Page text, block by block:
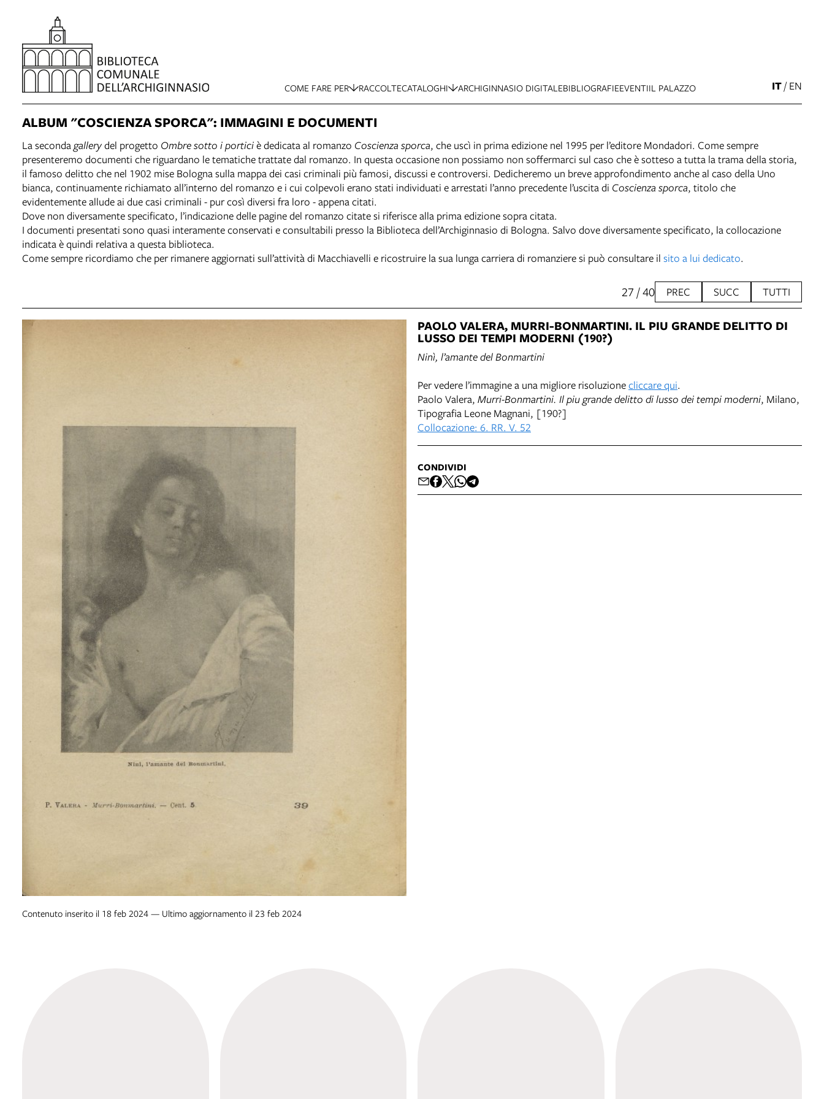
COME FARE PER RACCOLTECATALOGHI ARCHIGINNASIO DIGITALEBIBLIOGRAFIEEVENTIIL PALAZZO IT/EN
ALBUM "COSCIENZA SPORCA": IMMAGINI E DOCUMENTI
La secondagallerydel progetto Ombre sotto i porticiè dedicata al romanzo Coscienza sporca, che uscì in prima edizione nel 1995 per l’editore Mondadori. Come sempre
presenteremo documenti che riguardano le tematiche trattate dal romanzo. In questa occasione non possiamo non soffermarci sul caso che è sotteso a tutta la trama della storia,
il famoso delitto che nel 1902 mise Bologna sulla mappa dei casi criminali più famosi, discussi e controversi. Dedicheremo un breve approfondimento anche al caso della Uno
bianca, continuamente richiamato all’interno del romanzo e i cui colpevoli erano stati individuati e arrestati l’anno precedente l’uscita di Coscienza sporca, titolo che
evidentemente allude ai due casi criminali - pur così diversi fra loro - appena citati.
Dove non diversamente specificato, l’indicazione delle pagine del romanzo citate si riferisce alla prima edizione sopra citata.
I documenti presentati sono quasi interamente conservati e consultabili presso la Biblioteca dell’Archiginnasio di Bologna. Salvo dove diversamente specificato, la collocazione
indicata è quindi relativa a questa biblioteca.
Come sempre ricordiamo che per rimanere aggiornati sull’attività di Macchiavelli e ricostruire la sua lunga carriera di romanziere si può consultare il sito a lui dedicato.
27 / 40 PREC SUCC TUTTI
Contenuto inserito il 18 feb 2024 — Ultimo aggiornamento il 23 feb 2024
PAOLO VALERA, MURRI-BONMARTINI. IL PIU GRANDE DELITTO DI
LUSSO DEI TEMPI MODERNI (190?)
Ninì, l’amante del Bonmartini
Per vedere l’immagine a una migliore risoluzionecliccare qui.
Paolo Valera, Murri-Bonmartini. Il piu grande delitto di lusso dei tempi moderni, Milano,
Tipografia Leone Magnani, [190?]
Collocazione: 6. RR. V. 52
CONDIVIDI